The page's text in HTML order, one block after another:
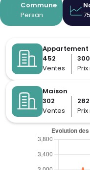
Commune
Persan
Appartement
452
Ventes
Maison
302
Ventes